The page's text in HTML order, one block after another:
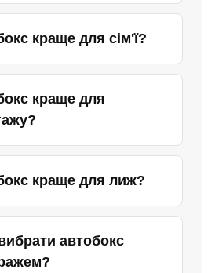
краще для сім'ї?
краще для
краще для лиж?
автобокс